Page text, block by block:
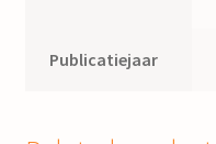
Publicatiejaar